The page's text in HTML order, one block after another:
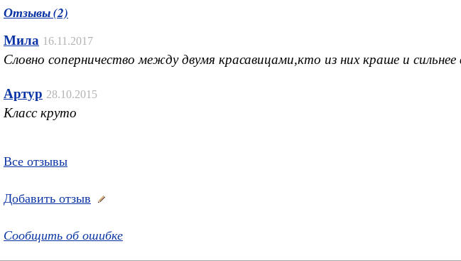
Отзывы (2)
Мила 16.11.2017
Словно соперничество между двумя красавицами,кто из них краше и
Артур 28.10.2015
Класс круто
Все отзывы
Добавить отзыв
Сообщить об ошибке